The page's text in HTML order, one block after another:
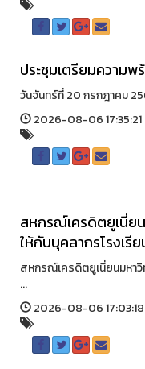
ประชุมเตรียมความ
วันจันทร์ที่ 20 กรกฎาคม
2026-08-06 17:35:21
สหกรณ์เครดิตยูเนี่ย
ให้กับบุคลากรโรงเรี
สหกรณ์เครดิตยูเนี่ยนมหา
...
2026-08-06 17:03:18